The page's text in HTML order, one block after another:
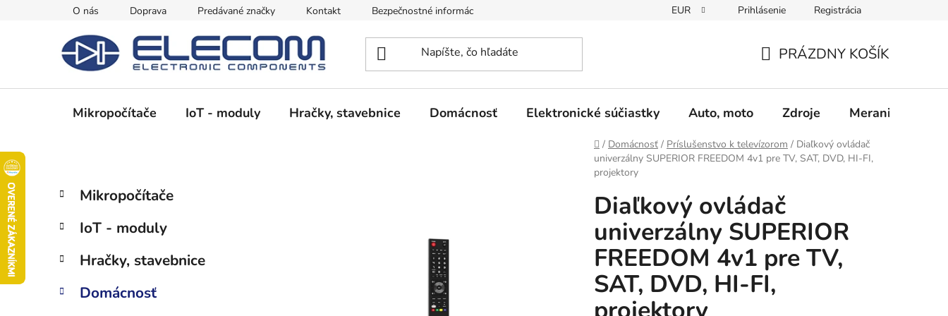
O nás Doprava Predávané značky Kontakt Bezpečnostné informácie Obchodné podmienky Podmienky ochrany osobných údajov
EUR Prihlásenie Registrácia
KOŠÍK
PRÁZDNY KOŠÍK
Mikropočítače IoT - moduly Hračky, stavebnice Domácnosť Elektronické súčiastky Auto, moto Zdroje Meranie -
Domov
/ Domácnosť / Príslušenstvo k televízorom / Diaľkový ovládač
univerzálny SUPERIOR FREEDOM 4v1 pre TV, SAT, DVD, HI-FI,
projektory
B
č
ý
a
Preskočiť
kategórie
K
a
e
ó
i
Mikropočítače
IoT - moduly
Hračky, stavebnice
Domácnosť
Diaľkový ovládač
univerzálny SUPERIOR
FREEDOM 4v1 pre TV,
SAT, DVD, HI-FI,